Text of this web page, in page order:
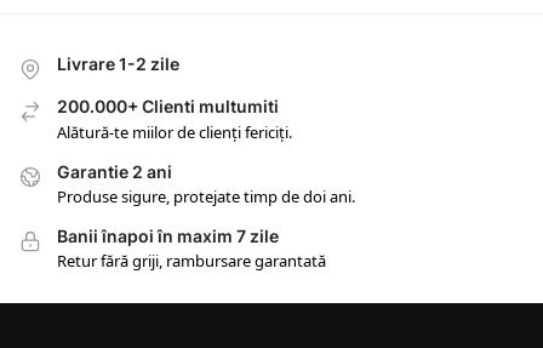
Livrare 1-2 zile
200.000+ Clienti multumiti
Alătură-te miilor de clienți fericiți.
Garantie 2 ani
Produse sigure, protejate timp de doi ani.
Banii înapoi în maxim 7 zile
Retur fără griji, rambursare garantată